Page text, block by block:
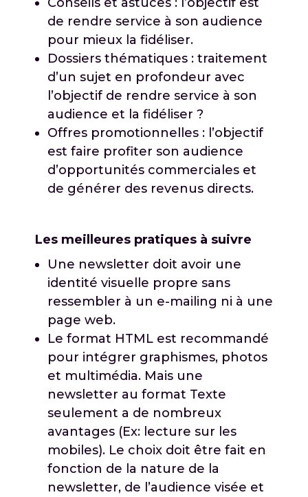
de rendre service à son audience
pour mieux la fidéliser.
Dossiers thématiques : traitement
d’un sujet en profondeur avec
l’objectif de rendre service à son
audience et la fidéliser ?
Offres promotionnelles : l’objectif
est faire profiter son audience
d’opportunités commerciales et
de générer des revenus directs.
Les meilleures pratiques à suivre
Une newsletter doit avoir une
identité visuelle propre sans
ressembler à un e-mailing ni à une
page web.
Le format HTML est recommandé
pour intégrer graphismes, photos
et multimédia. Mais une
newsletter au format Texte
seulement a de nombreux
avantages (Ex: lecture sur les
mobiles). Le choix doit être fait en
fonction de la nature de la
newsletter, de l’audience visée et